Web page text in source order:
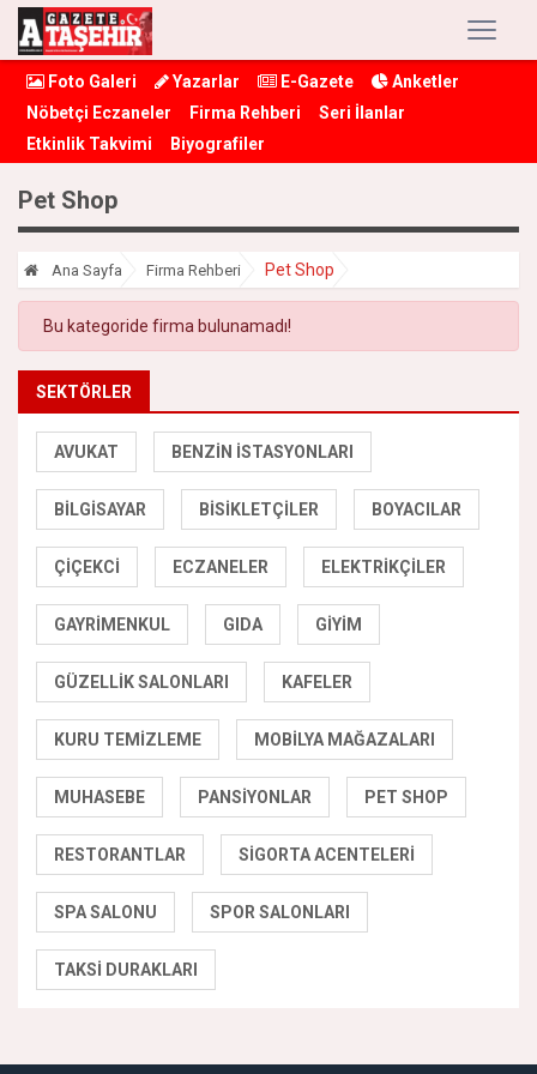
Foto Galeri Yazarlar E-Gazete
Anketler
Nöbetçi Eczaneler
Firma Rehberi
Seri İlanlar
Etkinlik Takvimi
Biyografiler
Pet Shop
Ana Sayfa Firma Rehberi Pet Shop
Bu kategoride firma bulunamadı!
SEKTÖRLER
AVUKAT BENZIN İSTASYONLARI
BILGISAYAR BISIKLETÇILER BOYACILAR
ÇIÇEKCI ECZANELER ELEKTRIKÇILER
GAYRIMENKUL GIDA GIYIM
GÜZELLIK SALONLARI KAFELER
KURU TEMIZLEME MOBILYA MAĞAZALARI
MUHASEBE PANSIYONLAR PET SHOP
RESTORANTLAR SIGORTA ACENTELERI
SPA SALONU SPOR SALONLARI
TAKSI DURAKLARI